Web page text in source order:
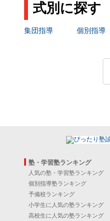
式別に探す
集団指導 個別指導
塾・学習塾ランキング
人気の塾・学習塾ランキング
個別指導塾ランキング
予備校ランキング
小学生に人気の塾ランキング
高校生に人気の塾ランキング